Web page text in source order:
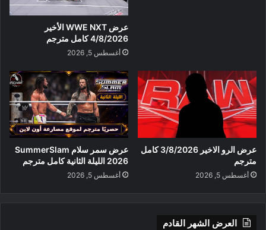
عرض WWE NXT الأخير
4/8/2026 كامل مترجم
أغسطس 5, 2026
عرض الرو الاخير 3/8/2026 كامل
مترجم
أغسطس 5, 2026
عرض سمر سلام SummerSlam
2026 الليلة الثانية كامل مترجم
أغسطس 5, 2026
العرض الشهر القادم